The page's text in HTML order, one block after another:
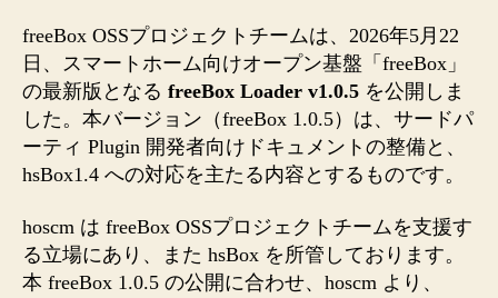
供
開
始
の
お
知
ら
へ
の
freeBox OSSプロジェクトチームは、2026年5月22
日、スマートホーム向けオープン基盤「freeBox」
の最新版となる freeBox Loader v1.0.5 を公開しま
した。本バージョン（freeBox 1.0.5）は、サードパ
ーティ Plugin 開発者向けドキュメントの整備と、
hsBox1.4 への対応を主たる内容とするものです。
hoscm は freeBox OSSプロジェクトチームを支援す
る立場にあり、また hsBox を所管しております。
本 freeBox 1.0.5 の公開に合わせ、hoscm より、